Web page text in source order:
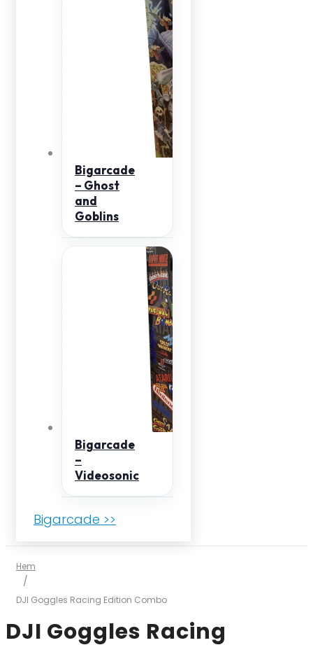
Bigarcade
– Ghost
and
Goblins
Bigarcade
–
Videosonic
Bigarcade >>
Hem
/
DJI Goggles Racing Edition Combo
DJI Goggles Racing